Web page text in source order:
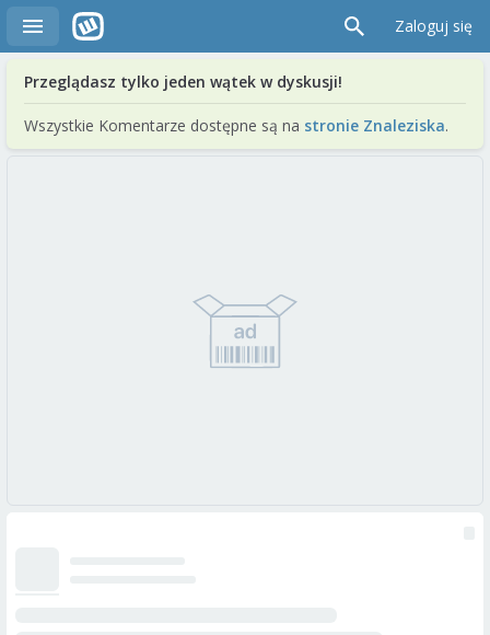
Zaloguj się
Przeglądasz tylko jeden wątek w dyskusji!
Wszystkie Komentarze dostępne są na stronie Znaleziska.